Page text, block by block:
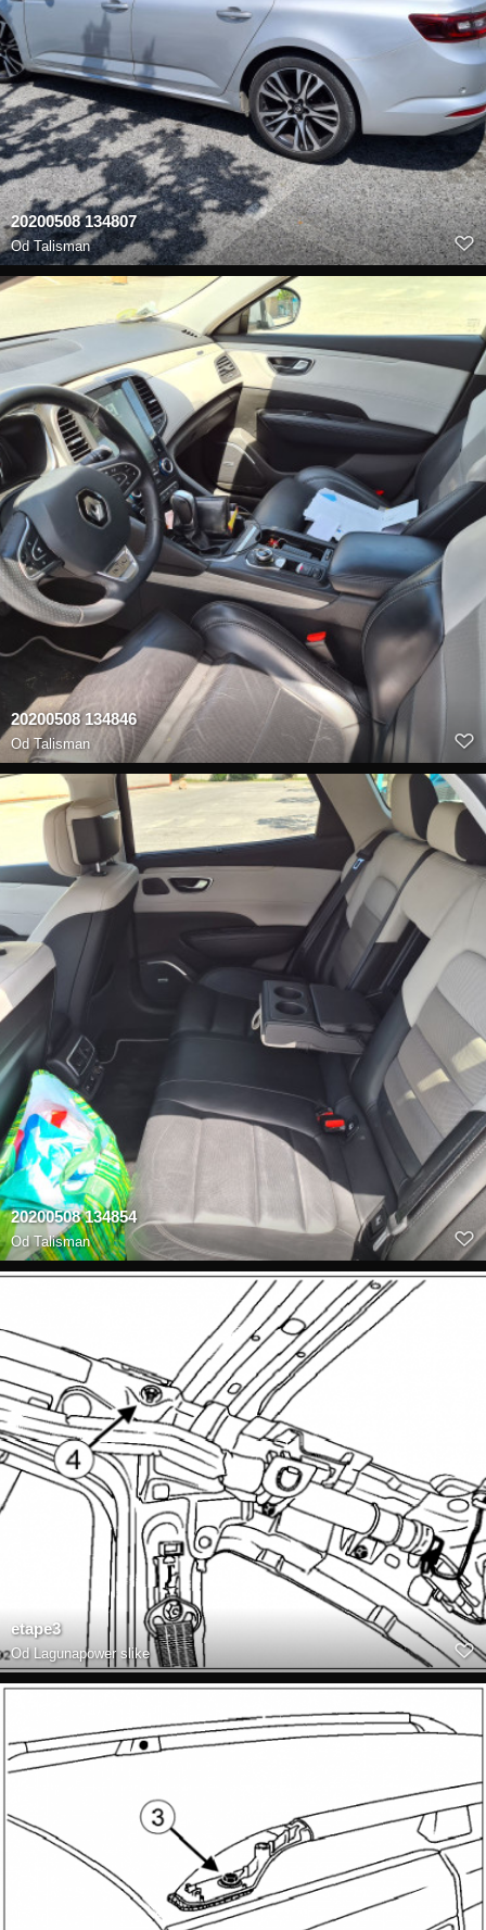
20200508 134807
OdTalisman
20200508 134846
OdTalisman
20200508 134854
OdTalisman
etape3
Od Lagunapower slike